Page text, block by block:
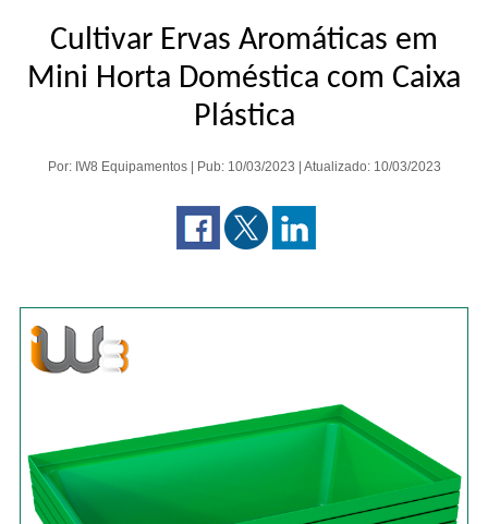
Cultivar Ervas Aromáticas em
Mini Horta Doméstica com Caixa
Plástica
Por: IW8 Equipamentos | Pub: 10/03/2023 | Atualizado: 10/03/2023